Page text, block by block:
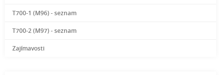
T700-1 (M96) - seznam
T700-2 (M97) - seznam
Zajímavosti